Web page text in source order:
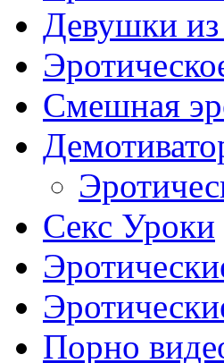
Девушки из
Смешная
Секс Уроки
Порно